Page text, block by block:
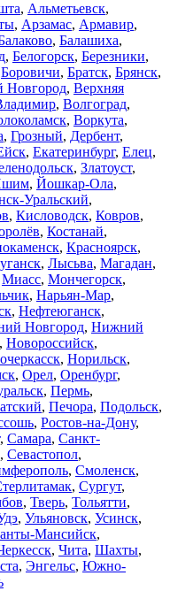
, Альметьевск,
, Арзамас, Армавир,
, Балашиха,
, Белогорск, Березники,
Боровичи, Братск, Брянск,
Новгород, Верхняя
, Волгоград,
, Воркута,
, Грозный, Дербент,
, Екатеринбург, Елец,
, Златоуст,
, Йошкар-Ола,
Уральский,
, Кисловодск, Ковров,
, Костанай,
, Красноярск,
, Лысьва, Магадан,
Миасс, Мончегорск,
, Нарьян-Мар,
, Нефтеюганск,
Новгород, Нижний
, Новороссийск,
, Норильск,
, Орел, Оренбург,
, Пермь,
, Печора, Подольск,
, Ростов-на-Дону,
, Самара, Санкт-
, Севастопол,
, Смоленск,
, Сургут,
, Тверь, Тольятти,
, Ульяновск, Усинск,
Мансийск,
, Чита, Шахты,
, Энгельс, Южно-